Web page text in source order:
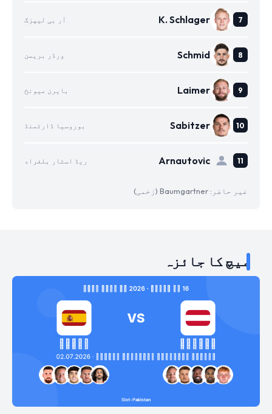
K. Schlager آر بی لیپزگ
Schmid ورڈر بریمن
Laimer بایرن میونخ
Sabitzer بوروسیا ڈارٹمنڈ
Arnautovic ریڈ اسٹار بلغراد
غیر حاضر: Baumgartner (زخمی)
میچ کا جائزہ